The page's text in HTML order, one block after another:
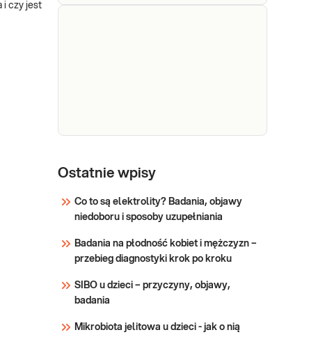
i czy jest
stanu zdrowia
sportowy na
podstawowy
Mężczyzn Wskazany: →
do oceny stanu zdrowia
przed planowanym
wzmożeniem aktywności
fizycznej →
ogólnego stanu zdrowia
Sprawdź
Ostatnie wpisy
Co to są elektrolity? Badania, objawy
niedoboru i sposoby uzupełniania
Badania na płodność kobiet i mężczyzn –
przebieg diagnostyki krok po kroku
SIBO u dzieci – przyczyny, objawy,
badania
Mikrobiota jelitowa u dzieci - jak o nią